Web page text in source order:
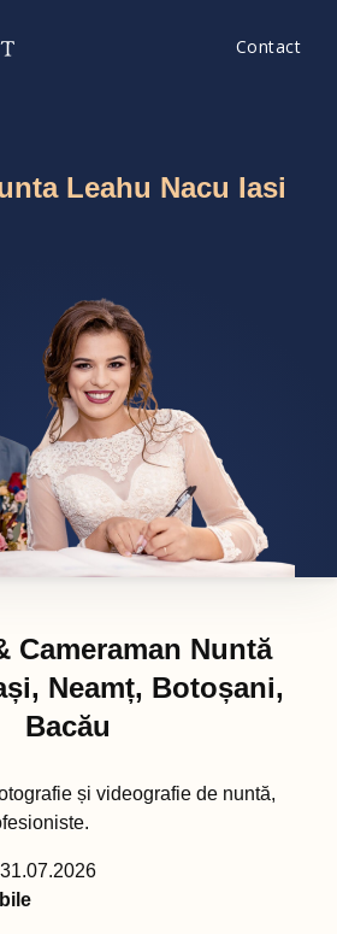
Contact
Leahu Nacu Iasi
Cameraman Nuntă
Neamț, Botoșani,
Bacău
și videografie de nuntă,